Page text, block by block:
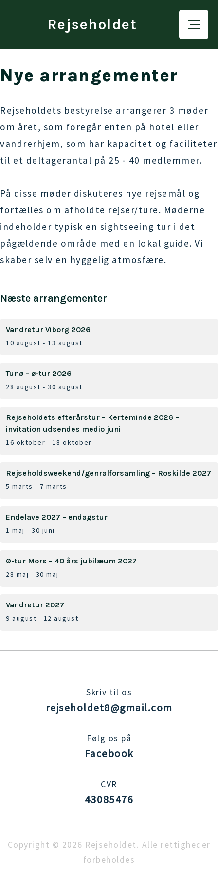
Rejseholdet
Nye arrangementer
Rejseholdets bestyrelse arrangerer 3 møder
om året, som foregår enten på hotel eller
vandrerhjem, som har kapacitet og faciliteter
til et deltagerantal på 25 - 40 medlemmer.
På disse møder diskuteres nye rejsemål og
fortælles om afholdte rejser/ture. Møderne
indeholder typisk en sightseeing tur i det
pågældende område med en lokal guide. Vi
skaber selv en hyggelig atmosfære.
Næste arrangementer
Vandretur Viborg 2026
10 august - 13 august
Tunø – ø-tur 2026
28 august - 30 august
Rejseholdets efterårstur – Kerteminde 2026 –
invitation udsendes medio juni
16 oktober - 18 oktober
Rejseholdsweekend/genralforsamling – Roskilde 2027
5 marts - 7 marts
Endelave 2027 – endagstur
1 maj - 30 juni
Ø-tur Mors – 40 års jubilæum 2027
28 maj - 30 maj
Vandretur 2027
9 august - 12 august
Skriv til os
rejseholdet8@gmail.com
Følg os på
Facebook
CVR
43085476
Copyright © 2026 Rejseholdet. Alle rettigheder
forbeholdes